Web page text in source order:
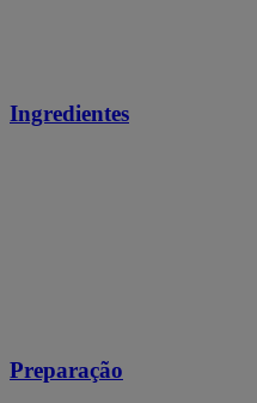
Ingredientes
Preparação